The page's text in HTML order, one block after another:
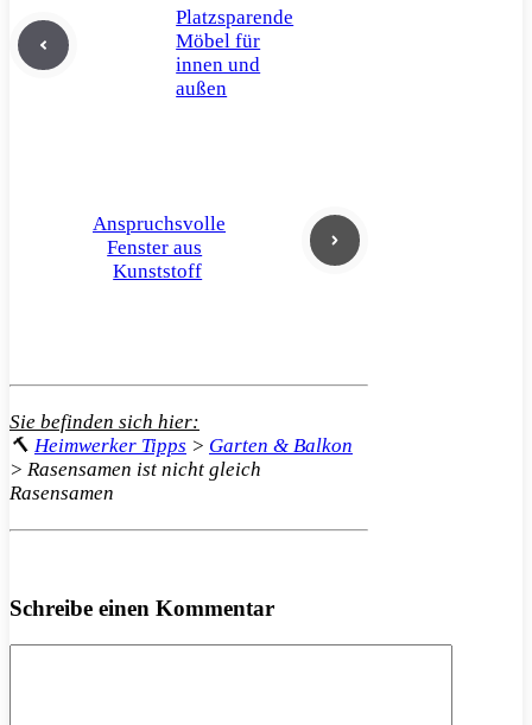
Platzsparende
Möbel für
innen und
außen
Anspruchsvolle
Fenster aus
Kunststoff
Sie befinden sich hier:
🔨 Heimwerker Tipps > Garten & Balkon
> Rasensamen ist nicht gleich
Rasensamen
Schreibe einen Kommentar